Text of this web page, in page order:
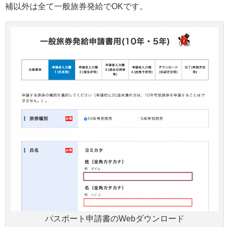
補以外は全て一般旅券発給でOKです。
パスポート申請書のWebダウンロード